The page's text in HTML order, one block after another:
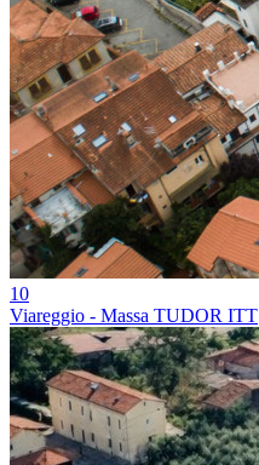
10
Viareggio - Massa TUDOR ITT